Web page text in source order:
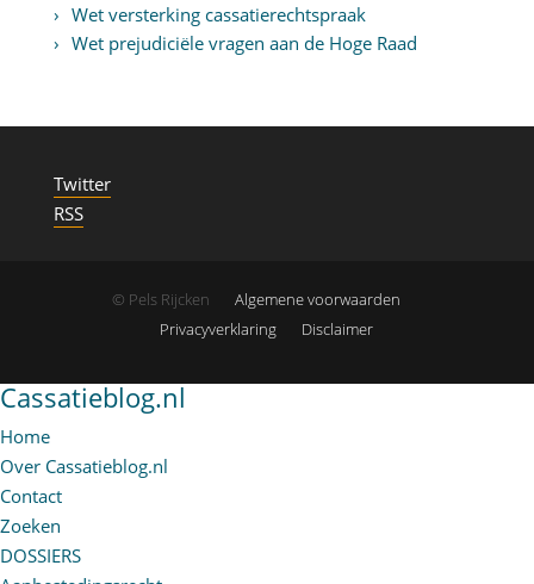
Wet versterking cassatierechtspraak
Wet prejudiciële vragen aan de Hoge Raad
Twitter
RSS
© Pels Rijcken
Algemene voorwaarden
Privacyverklaring
Disclaimer
Cassatieblog.nl
Home
Over Cassatieblog.nl
Contact
Zoeken
DOSSIERS